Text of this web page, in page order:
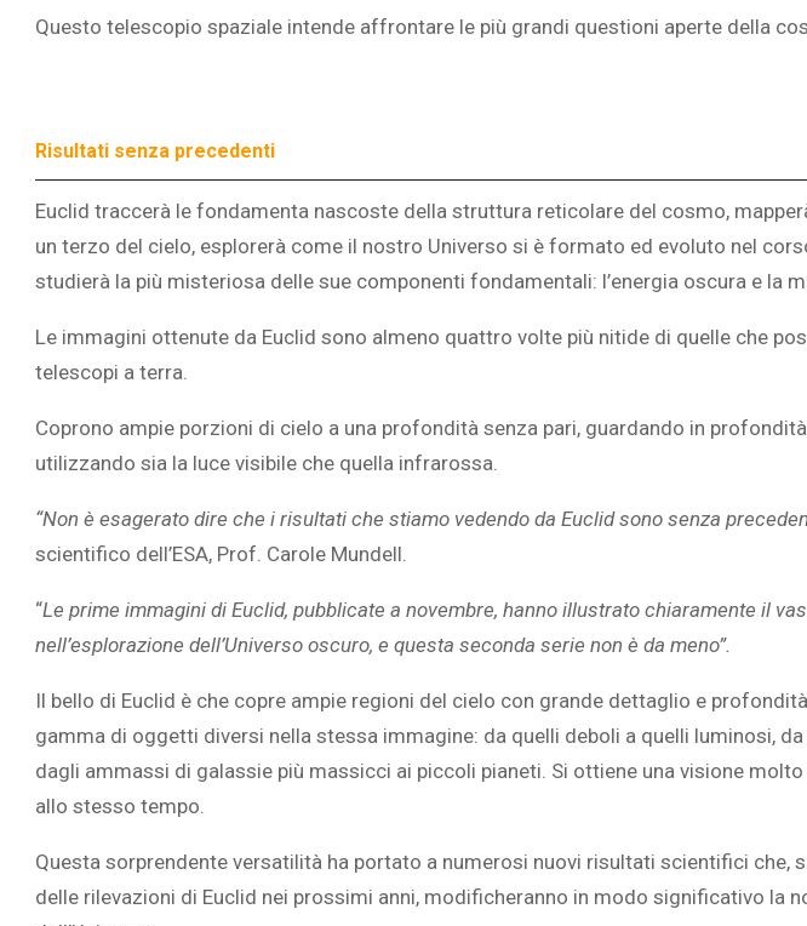
Questo telescopio spaziale intende affrontare le più grandi questioni aperte della
Risultati senza precedenti
Euclid traccerà le fondamenta nascoste della struttura reticolare del cosmo,
un terzo del cielo, esplorerà come il nostro Universo si è formato ed evoluto nel
studierà la più misteriosa delle sue componenti fondamentali: l’energia oscura e la
Le immagini ottenute da Euclid sono almeno quattro volte più nitide di quelle che
telescopi a terra.
Coprono ampie porzioni di cielo a una profondità senza pari, guardando in
utilizzando sia la luce visibile che quella infrarossa.
“Non è esagerato dire che i risultati che stiamo vedendo da Euclid sono senza
scientifico dell’ESA, Prof. Carole Mundell.
“Le prime immagini di Euclid, pubblicate a novembre, hanno illustrato chiaramente il
nell’esplorazione dell’Universo oscuro, e questa seconda serie non è da meno”.
Il bello di Euclid è che copre ampie regioni del cielo con grande dettaglio e
gamma di oggetti diversi nella stessa immagine: da quelli deboli a quelli luminosi,
dagli ammassi di galassie più massicci ai piccoli pianeti. Si ottiene una visione
allo stesso tempo.
Questa sorprendente versatilità ha portato a numerosi nuovi risultati scientifici che,
delle rilevazioni di Euclid nei prossimi anni, modificheranno in modo significativo la